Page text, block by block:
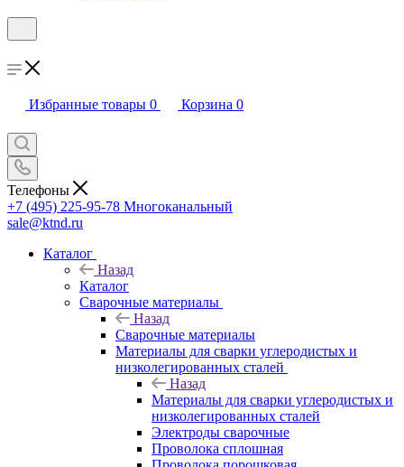
Избранные товары 0 Корзина 0
Телефоны
+7 (495) 225-95-78 Многоканальный
sale@ktnd.ru
Каталог
Назад
Каталог
Сварочные материалы
Назад
Сварочные материалы
Материалы для сварки углеродистых и
низколегированных сталей
Назад
Материалы для сварки углеродистых и
низколегированных сталей
Электроды сварочные
Проволока сплошная